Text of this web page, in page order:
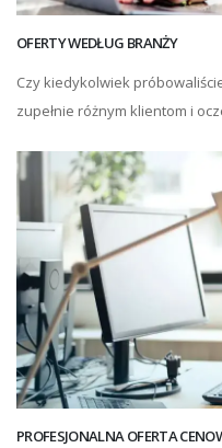
OFERTY WEDŁUG BRANŻY
Czy kiedykolwiek
zupełnie różnym klientom i
PROFESJONALNA OFERTA